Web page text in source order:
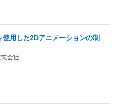
用した2Dアニメーションの制
会社